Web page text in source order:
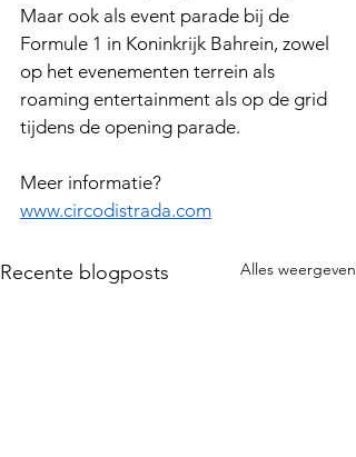
Maar ook als event parade bij de
Formule 1 in Koninkrijk Bahrein, zowel
op het evenementen terrein als
roaming entertainment als op de grid
tijdens de opening parade.
Meer informatie?
www.circodistrada.com
Recente blogposts Alles weergeven